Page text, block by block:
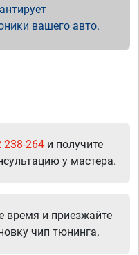
вашего авто.
238-264 и получите
у мастера.
время и приезжайте
чип тюнинга.